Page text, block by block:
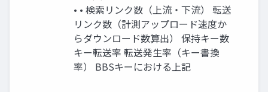
• • 検索リンク数（上流・下流） 転送
リンク数（計測アップロード速度か
らダウンロード数算出） 保持キー数
キー転送率 転送発生率（キー書換
率） BBSキーにおける上記